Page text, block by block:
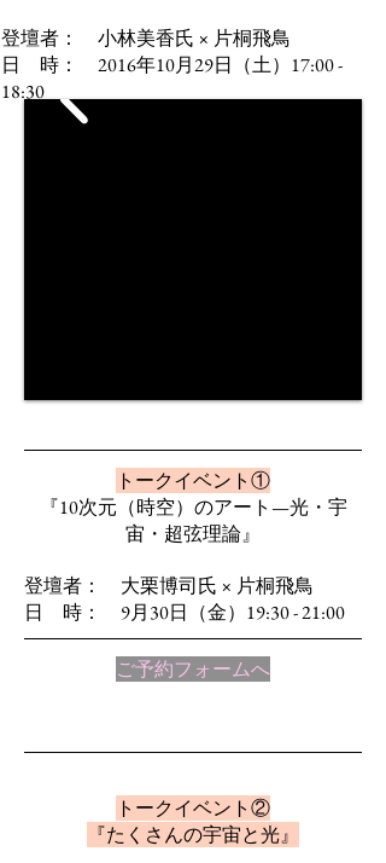
登壇者： 小林美香氏 × 片桐飛鳥
日 時： 2016年10月29日（土） 17:00 -
18:30
トークイベント①
『10次元（時空）のアート—光・宇
宙・超弦理論』
登壇者： 大栗博司氏 × 片桐飛鳥
日 時： 9月30日（金）19:30 - 21:00
ご予約フォームへ
トークイベント②
『たくさんの宇宙と光』